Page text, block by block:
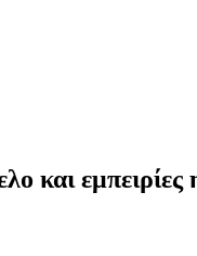
και